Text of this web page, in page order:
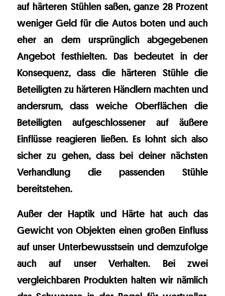
auf härteren Stühlen saßen, ganze 28 Prozent
weniger Geld für die Autos boten und auch
eher an dem ursprünglich abgegebenen
Angebot festhielten. Das bedeutet in der
Konsequenz, dass die härteren Stühle die
Beteiligten zu härteren Händlern machten und
andersrum, dass weiche Oberflächen die
Beteiligten aufgeschlossener auf äußere
Einflüsse reagieren ließen. Es lohnt sich also
sicher zu gehen, dass bei deiner nächsten
Verhandlung die passenden Stühle
bereitstehen.
Außer der Haptik und Härte hat auch das
Gewicht von Objekten einen großen Einfluss
auf unser Unterbewusstsein und demzufolge
auch auf unser Verhalten. Bei zwei
vergleichbaren Produkten halten wir nämlich